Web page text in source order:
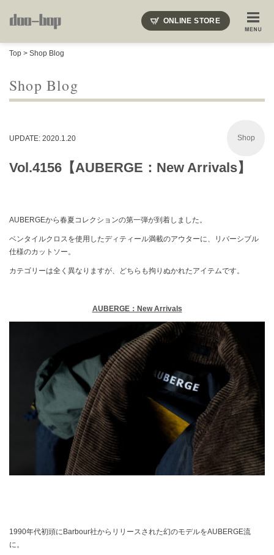
ONLINE STORE
Top > Shop Blog
Shop Blog
UPDATE: 2020.1.20 Shop
Vol.4156【AUBERGE：New Arrivals】
AUBERGEから春夏コレクションの第一弾が到着しました。
ベンタイルクロスを使用したディティール満載のアウターに、リバーシブル
仕様のカットソー。
カテゴリーは全く異なりますが、どちらも拘りぬかれたアイテムです。
AUBERGE：New Arrivals
1990年代初頭にBarbour社からリリースされた幻のモデルをAUBERGE流
に。